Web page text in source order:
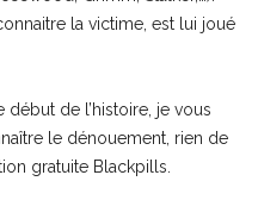
la victime, est lui joué
début de l’histoire, je vous
le dénouement, rien de
gratuite Blackpills.